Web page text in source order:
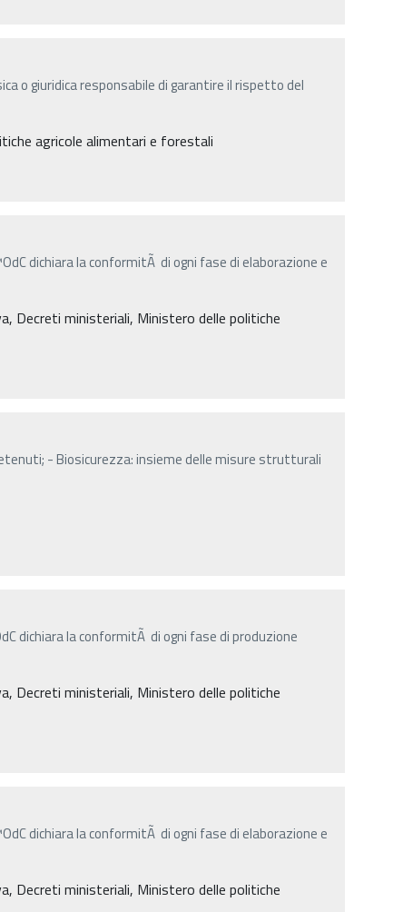
o giuridica responsabile di garantire il rispetto del
agricole alimentari e forestali
dichiara la conformitÃ di ogni fase di elaborazione e
Decreti ministeriali, Ministero delle politiche
- Biosicurezza: insieme delle misure strutturali
dichiara la conformitÃ di ogni fase di produzione
Decreti ministeriali, Ministero delle politiche
dichiara la conformitÃ di ogni fase di elaborazione e
Decreti ministeriali, Ministero delle politiche